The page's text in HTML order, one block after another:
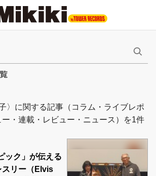
〉に関する記事（コラム・ライブレポ
・連載・レビュー・ニュース）を1件
ック」が伝える
スリー（Elvis